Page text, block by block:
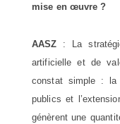
mise en œuvre ?
AASZ : La
artificielle et de
constat simple : la
publics et
génèrent une